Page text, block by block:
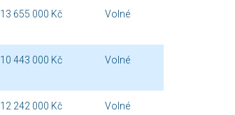
13 655 000 Kč Volné
10 443 000 Kč Volné
12 242 000 Kč Volné